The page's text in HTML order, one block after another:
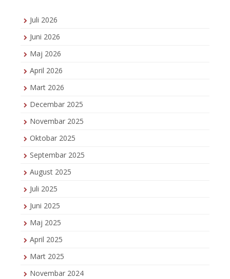
Juli 2026
Juni 2026
Maj 2026
April 2026
Mart 2026
Decembar 2025
Novembar 2025
Oktobar 2025
Septembar 2025
August 2025
Juli 2025
Juni 2025
Maj 2025
April 2025
Mart 2025
Novembar 2024